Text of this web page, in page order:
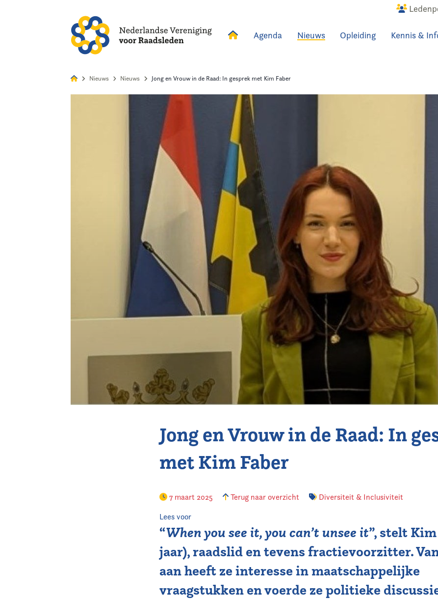
Agenda Nieuws Opleiding Kennis &
Nieuws Nieuws Jong en Vrouw in de Raad: In gesprek met Kim Faber
Jong en Vrouw in de Raad: In
met Kim Faber
7 maart 2025 Terug naar overzicht Diversiteit & Inclusiviteit
Lees voor
“When you see it, you can’t unsee it”, stelt
jaar), raadslid en tevens fractievoorzitter.
aan heeft ze interesse in maatschappelijke
vraagstukken en voerde ze politieke